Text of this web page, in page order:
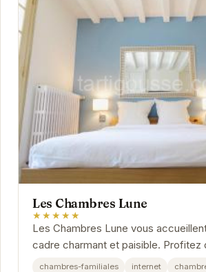
Les Chambres Lune
★★★★★
Les Chambres Lune vous
cadre charmant et paisible. Profitez
relaxant dans des chambres
chambres-familiales internet